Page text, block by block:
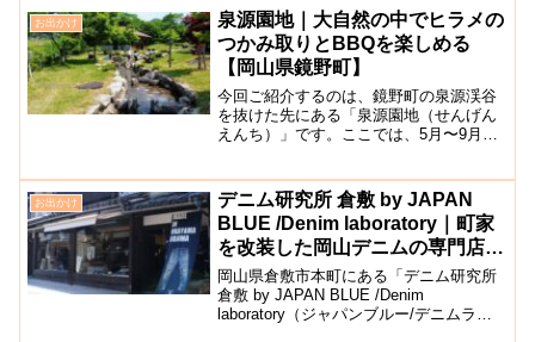
プールをはじめとした夏のレジャープー
ルやオートキャンプ場、秋...
お出かけ
泉源園地｜大自然の中でヒラメの
つかみ取りとBBQを楽しめる
【岡山県鏡野町】
今回ご紹介するのは、鏡野町の泉源渓谷
を抜けた先にある「泉源園地（せんげん
えんち）」です。ここでは、5月〜9月の
ことを地方の呼び名でヒラメと呼びま
す。つかみ取りで捕獲した...
お出かけ
デニム研究所 倉敷 by JAPAN
BLUE /Denim laboratory｜町家
を改装した岡山デニムの専門店
【倉敷美観地区】
岡山県倉敷市本町にある「デニム研究所
倉敷 by JAPAN BLUE /Denim
laboratory（ジャパンブルー/デニムラボ